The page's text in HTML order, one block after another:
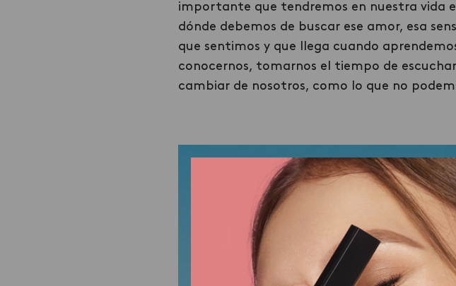
importante que tendremos en nuestra vida
dónde debemos de buscar ese amor, esa
que sentimos y que llega cuando
conocernos, tomarnos el tiempo de
cambiar de nosotros, como lo que no